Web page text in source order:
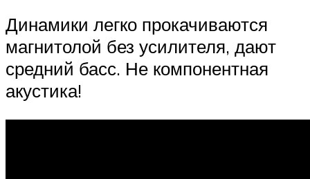
Динамики легко прокачиваются
магнитолой без усилителя, дают
средний басс. Не компонентная
акустика!